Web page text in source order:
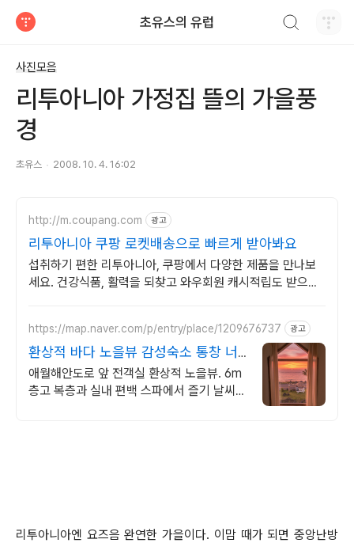
초유스의 유럽
사진모음
리투아니아 가정집 뜰의 가을풍
경
초유스 2008. 10. 4. 16:02
http://m.coupang.com 광고
리투아니아 쿠팡 로켓배송으로 빠르게 받아봐요
섭취하기 편한 리투아니아, 쿠팡에서 다양한 제품을 만나보
세요. 건강식품, 활력을 되찾고 와우회원 캐시적립도 받으세
https://map.naver.com/p/entry/place/1209676737 광고
환상적 바다 노을뷰 감성숙소 통창 너
머 애월 파노라마바다
애월해안도로 앞 전객실 환상적 노을뷰. 6m
층고 복층과 실내 편백 스파에서 즐기 날씨
리투아니아엔 요즈음 완연한 가을이다. 이맘 때가 되면 중앙난방